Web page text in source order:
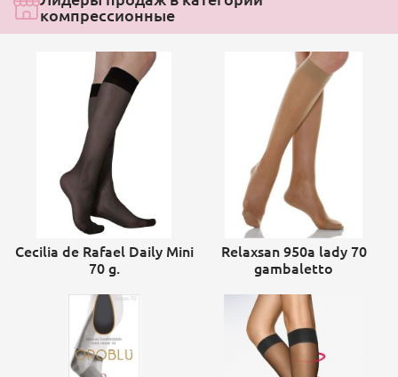
компрессионные
Cecilia de Rafael Daily Mini
70 g.
Relaxsan 950a lady 70
gambaletto